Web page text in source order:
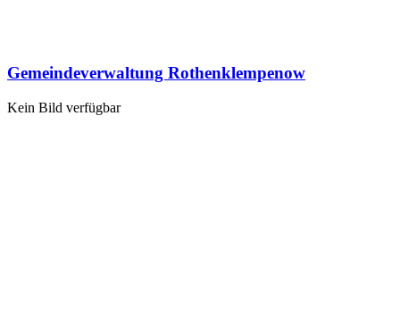
Gemeindeverwaltung Rothenklempenow
Kein Bild verfügbar